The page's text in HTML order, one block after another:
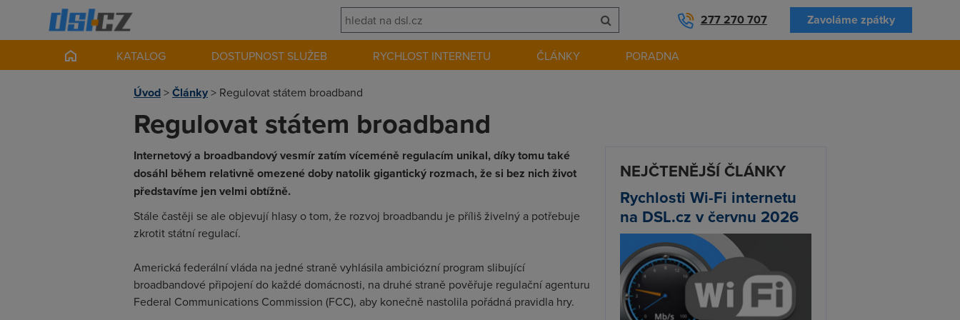
277 270 707 Zavoláme zpátky
KATALOG DOSTUPNOST SLUŽEB RYCHLOST INTERNETU ČLÁNKY PORADNA
Úvod>Články> Regulovat státem broadband
Regulovat státem broadband
Internetový a broadbandový vesmír zatím víceméně regulacím unikal, díky tomu také
dosáhl během relativně omezené doby natolik gigantický rozmach, že si bez nich život
představíme jen velmi obtížně.
Stále častěji se ale objevují hlasy o tom, že rozvoj broadbandu je příliš živelný a potřebuje
zkrotit státní regulací.
Americká federální vláda na jedné straně vyhlásila ambiciózní program slibující
broadbandové připojení do každé domácnosti, na druhé straně pověřuje regulační agenturu
Federal Communications Commission (FCC), aby konečně nastolila pořádná pravidla hry.
NEJČTENĚJŠÍ ČLÁNKY
Rychlosti Wi-Fi internetu
na DSL.cz v červnu 2026